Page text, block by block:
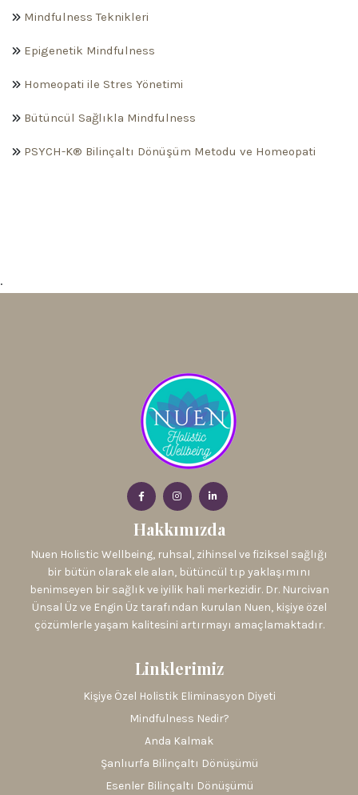
Mindfulness Teknikleri
Epigenetik Mindfulness
Homeopati ile Stres Yönetimi
Bütüncül Sağlıkla Mindfulness
PSYCH-K® Bilinçaltı Dönüşüm Metodu ve Homeopati
.
Hakkımızda
Nuen Holistic Wellbeing, ruhsal, zihinsel ve fiziksel sağlığı
bir bütün olarak ele alan, bütüncül tıp yaklaşımını
benimseyen bir sağlık ve iyilik hali merkezidir. Dr. Nurcivan
Ünsal Üz ve Engin Üz tarafından kurulan Nuen, kişiye özel
çözümlerle yaşam kalitesini artırmayı amaçlamaktadır.
Linklerimiz
Kişiye Özel Holistik Eliminasyon Diyeti
Mindfulness Nedir?
Anda Kalmak
Şanlıurfa Bilinçaltı Dönüşümü
Esenler Bilinçaltı Dönüşümü